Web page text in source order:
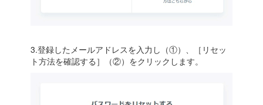
3.登録したメールアドレスを入力し（①）、［リセッ
ト方法を確認する］（②）をクリックします。